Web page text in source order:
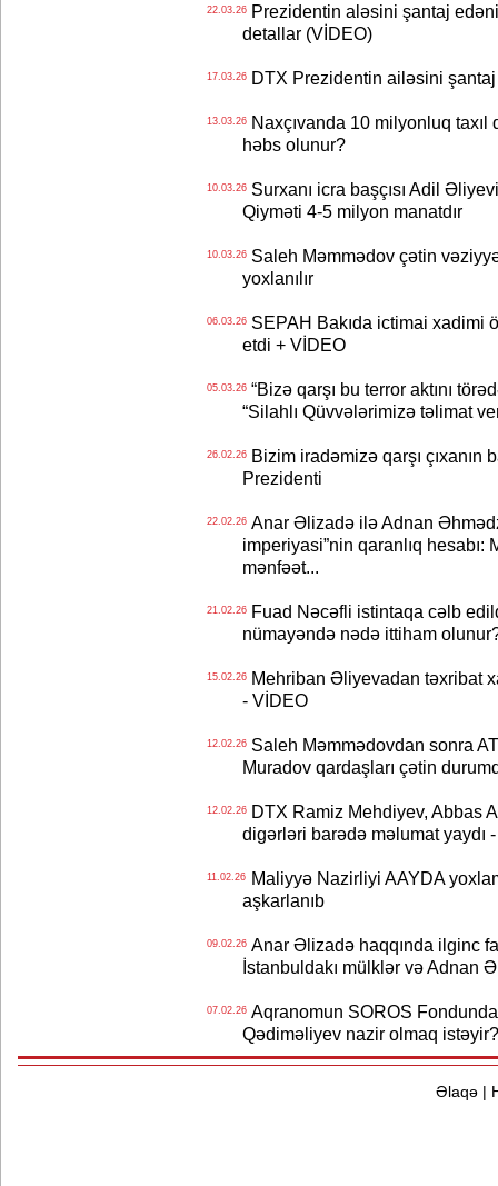
22.03.26Prezidentin aləsini şantaj
detallar (VİDEO)
17.03.26DTX Prezidentin ailəsini şantaj
13.03.26Naxçıvanda 10 milyonluq taxıl
həbs olunur?
10.03.26Surxanı icra başçısı Adil
Qiyməti 4-5 milyon manatdır
10.03.26Saleh Məmmədov çətin
yoxlanılır
06.03.26SEPAH Bakıda ictimai xadimi
etdi + VİDEO
05.03.26“Bizə qarşı bu terror aktını
“Silahlı Qüvvələrimizə təlimat
26.02.26Bizim iradəmizə qarşı çıxanın
Prezidenti
22.02.26Anar Əlizadə ilə Adnan
imperiyasi”nin qaranlıq hesabı:
mənfəət...
21.02.26Fuad Nəcəfli istintaqa cəlb
nümayəndə nədə ittiham
15.02.26Mehriban Əliyevadan təxribat
- VİDEO
12.02.26Saleh Məmmədovdan sonra
Muradov qardaşları çətin
12.02.26DTX Ramiz Mehdiyev, Abbas
digərləri barədə məlumat yaydı
11.02.26Maliyyə Nazirliyi AAYDA
aşkarlanıb
09.02.26Anar Əlizadə haqqında ilginc
İstanbuldakı mülklər və Adnan
07.02.26Aqranomun SOROS
Qədiməliyev nazir olmaq istəyir?
Əlaqə|